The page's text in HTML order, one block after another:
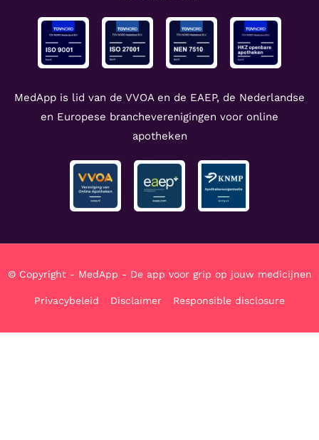
MedApp is lid van de VVOA en de EAEP, de Nederlandse
en Europese brancheverenigingen voor online
apotheken
© Copyright - MedApp - De app voor grip op jouw medicijnen
Privacybeleid Disclaimer Responsible disclosure